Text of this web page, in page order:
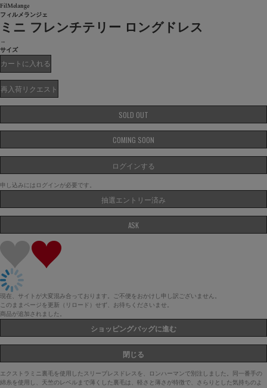
FilMelange
フィルメランジェ
ミニ フレンチテリー ロングドレス
→
サイズ
カートに入れる
再入荷リクエスト
SOLD OUT
COMING SOON
ログインする
申し込みにはログインが必要です。
抽選エントリー済み
ASK
現在、サイトが大変混み合っております。ご不便をおかけし申し訳ございません。
このままページを更新（リロード）せず、お待ちくださいませ。
商品が追加されました。
ショッピングバッグに進む
閉じる
エクストラミニ裏毛を使用したスリーブレスドレスを、ロンハーマンで別注しました。同一番手の
綿糸を使用し、天竺のレベルまで薄くした裏毛は、軽さと薄さが特徴で、さらりとした気持ちのよ